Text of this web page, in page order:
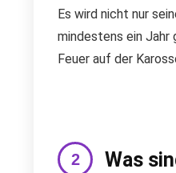
Es wird nicht nur
mindestens ein Jahr
Feuer auf der
Was